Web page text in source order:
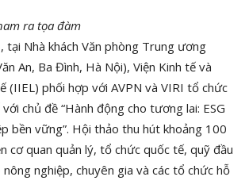
ra tọa đàm
tại Nhà khách Văn phòng Trung ương
An, Ba Đình, Hà Nội), Viện Kinh tế và
(IIEL) phối hợp với AVPN và VIRI tổ chức
chủ đề “Hành động cho tương lai: ESG
bền vững”. Hội thảo thu hút khoảng 100
cơ quan quản lý, tổ chức quốc tế, quỹ đầu
nghiệp, chuyên gia và các tổ chức hỗ